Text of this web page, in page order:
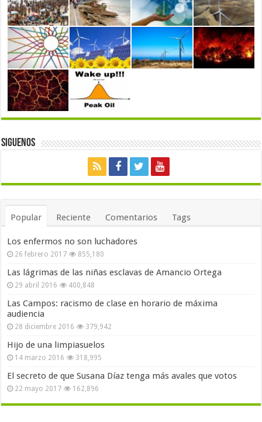
Siguenos
Popular Reciente Comentarios Tags
Los enfermos no son luchadores
26 febrero 2017 855,180
Las lágrimas de las niñas esclavas de Amancio Ortega
29 abril 2016 400,848
Las Campos: racismo de clase en horario de máxima
audiencia
28 diciembre 2016 379,942
Hijo de una limpiasuelos
14 marzo 2016 318,995
El secreto de que Susana Díaz tenga más avales que votos
22 mayo 2017 162,896